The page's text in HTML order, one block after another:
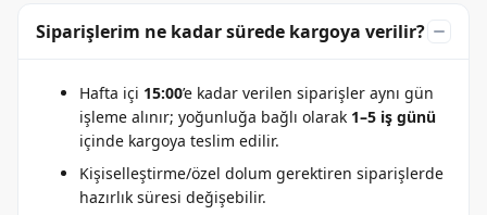
Siparişlerim ne kadar sürede kargoya verilir?
Hafta içi 15:00’e kadar verilen siparişler aynı gün
işleme alınır; yoğunluğa bağlı olarak 1–5 iş günü
içinde kargoya teslim edilir.
Kişiselleştirme/özel dolum gerektiren siparişlerde
hazırlık süresi değişebilir.